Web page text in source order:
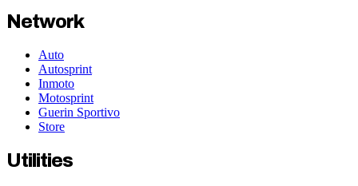
Network
Auto
Autosprint
Inmoto
Motosprint
Guerin Sportivo
Store
Utilities